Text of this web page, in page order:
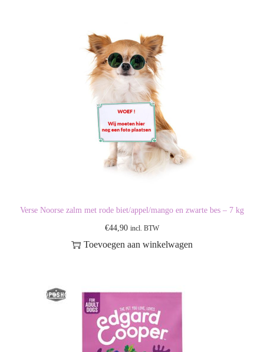
Verse Noorse zalm met rode biet/appel/mango en zwarte bes – 7 kg
€44,90 incl. BTW
Toevoegen aan winkelwagen